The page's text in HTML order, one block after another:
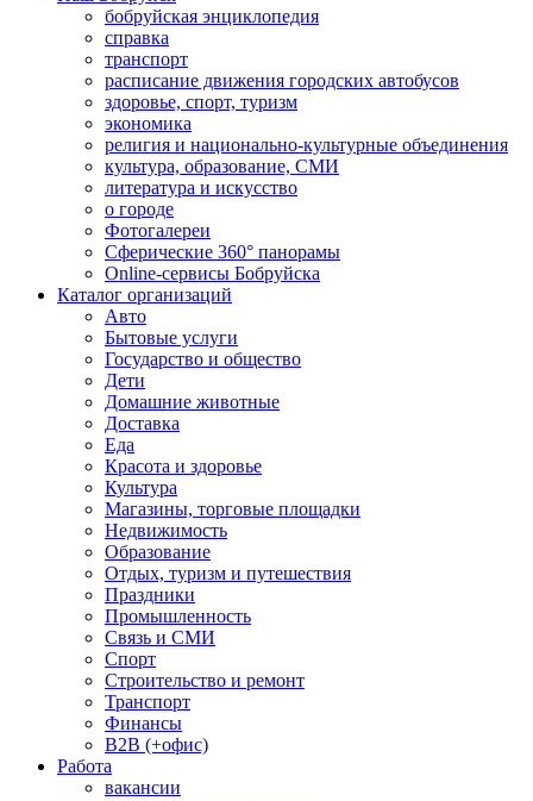
бобруйская энциклопедия
справка
транспорт
расписание движения городских автобусов
здоровье, спорт, туризм
экономика
религия и национально-культурные объединения
культура, образование, СМИ
литература и искусство
о городе
Фотогалереи
Сферические 360° панорамы
Online-сервисы Бобруйска
Каталог организаций
Авто
Бытовые услуги
Государство и общество
Дети
Домашние животные
Доставка
Еда
Красота и здоровье
Культура
Магазины, торговые площадки
Недвижимость
Образование
Отдых, туризм и путешествия
Праздники
Промышленность
Связь и СМИ
Спорт
Строительство и ремонт
Транспорт
Финансы
B2B (+офис)
Работа
вакансии